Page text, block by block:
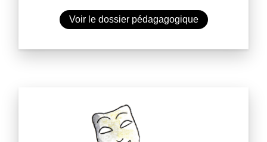
Voir le dossier pédagagogique